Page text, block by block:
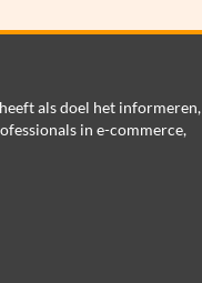
als doel het informeren,
in e-commerce,